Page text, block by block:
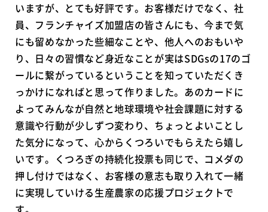
いますが、とても好評です。お客様だけでなく、社
員、フランチャイズ加盟店の皆さんにも、今まで気
にも留めなかった些細なことや、他人へのおもいや
り、日々の習慣など身近なことが実はSDGsの17のゴ
ールに繋がっているということを知っていただくき
っかけになればと思って作りました。あのカードに
よってみんなが自然と地球環境や社会課題に対する
意識や行動が少しずつ変わり、ちょっとよいことし
た気分になって、心からくつろいでもらえたら嬉し
いです。くつろぎの持続化投票も同じで、コメダの
押し付けではなく、お客様の意志も取り入れて一緒
に実現していける生産農家の応援プロジェクトで
す。